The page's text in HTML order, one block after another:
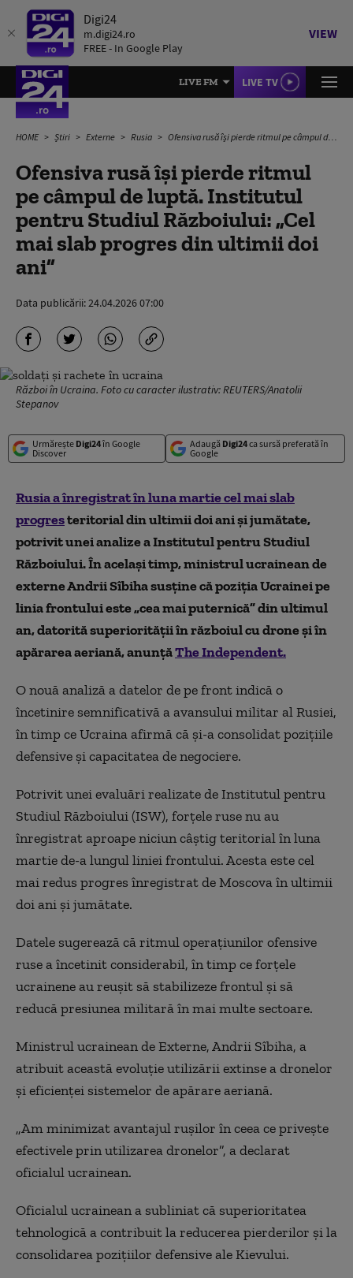
Digi24
m.digi24.ro
FREE - In Google Play
VIEW
LIVE FM LIVE TV
HOME Știri Externe Rusia Ofensiva rusă își pierde ritmul pe câmpul de luptă. Institutul pentru Studiul Războiului: „Cel mai slab progres din ultimii doi ani”
Ofensiva rusă își pierde ritmul
pe câmpul de luptă. Institutul
pentru Studiul Războiului: „Cel
mai slab progres din ultimii doi
ani”
Data publicării:24.04.2026 07:00
Război în Ucraina. Foto cu caracter ilustrativ: REUTERS/Anatolii
Stepanov
Urmărește Digi24în Google
Discover
Adaugă Digi24ca sursă preferată în
Google
Rusia a înregistrat în luna martie cel mai slab
progresteritorial din ultimii doi ani și jumătate,
potrivit unei analize aInstitutul pentru Studiul
Războiului. În același timp, ministrul ucrainean de
externeAndrii Sîbihasusține că pozițiaUcraineipe
linia frontului este „cea mai puternică” din ultimul
an, datorită superiorității în războiul cu drone și în
apărarea aeriană, anunțăThe Independent.
O nouă analiză a datelor de pe front indică o
încetinire semnificativă a avansului militar al Rusiei,
în timp ce Ucraina afirmă că și-a consolidat pozițiile
defensive și capacitatea de negociere.
Potrivit unei evaluări realizate de Institutul pentru
Studiul Războiului (ISW), forțele ruse nu au
înregistrat aproape niciun câștig teritorial în luna
martie de-a lungul liniei frontului. Acesta este cel
mai redus progres înregistrat de Moscova în ultimii
doi ani și jumătate.
Datele sugerează că ritmul operațiunilor ofensive
ruse a încetinit considerabil, în timp ce forțele
ucrainene au reușit să stabilizeze frontul și să
reducă presiunea militară în mai multe sectoare.
Ministrul ucrainean de Externe, Andrii Sîbiha, a
atribuit această evoluție utilizării extinse a dronelor
și eficienței sistemelor de apărare aeriană.
„Am minimizat avantajul rușilor în ceea ce privește
efectivele prin utilizarea dronelor”, a declarat
oficialul ucrainean.
Oficialul ucrainean a subliniat că superioritatea
tehnologică a contribuit la reducerea pierderilor și la
consolidarea pozițiilor defensive ale Kievului.